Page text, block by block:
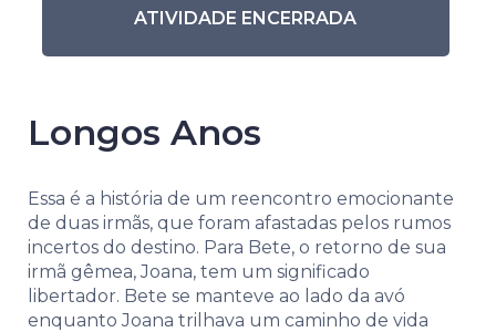
ATIVIDADE ENCERRADA
Longos Anos
Essa é a história de um reencontro emocionante
de duas irmãs, que foram afastadas pelos rumos
incertos do destino. Para Bete, o retorno de sua
irmã gêmea, Joana, tem um significado
libertador. Bete se manteve ao lado da avó
enquanto Joana trilhava um caminho de vida